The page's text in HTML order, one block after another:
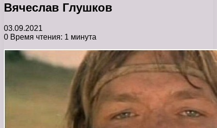
Вячеслав Глушков
03.09.2021
0 Время чтения: 1 минута